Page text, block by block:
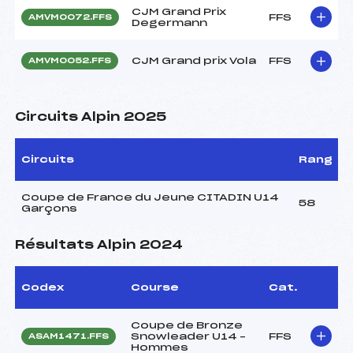
AMVM0072.FFS
CJM Grand Prix
Degermann
FFS
AMVM0052.FFS CJM Grand prix Vola FFS
Circuits Alpin 2025
Circuits Rang
Coupe de France du Jeune CITADIN U14
Garçons
58
Résultats Alpin 2024
Codex Course Cat.
ASAM1471.FFS
Coupe de Bronze
Snowleader U14 –
Hommes
FFS